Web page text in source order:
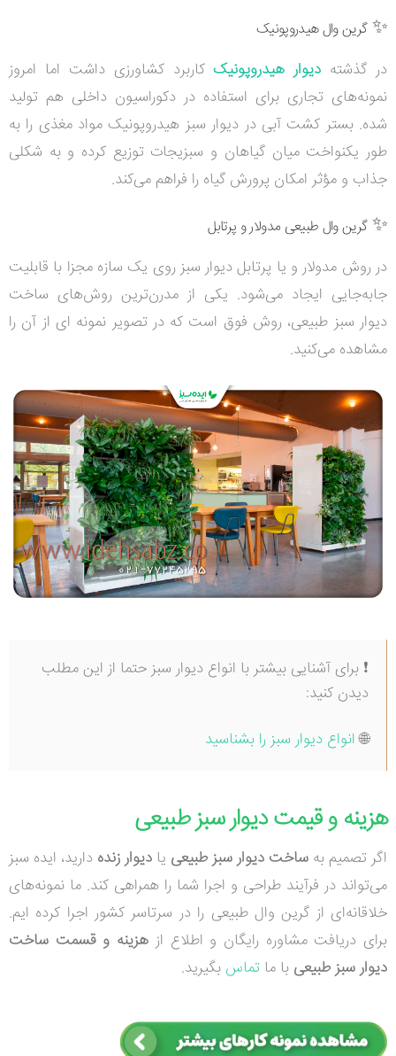
✨گرین وال هیدروپونیک
در گذشته دیوار هیدروپونیککاربرد کشاورزی داشت اما امروز
نمونه‌های تجاری برای استفاده در دکوراسیون داخلی هم تولید
شده. بستر کشت آبی در دیوار سبز هیدروپونیک مواد مغذی را به
طور یکنواخت میان گیاهان و سبزیجات توزیع کرده و به شکلی
جذاب و مؤثر امکان پرورش گیاه را فراهم می‌کند.
✨گرین وال طبیعی مدولار و پرتابل
در روش مدولار و یا پرتابل دیوار سبز روی یک سازه مجزا با قابلیت
جابه‌جایی ایجاد می‌شود. یکی از مدرن‌ترین روش‌های ساخت
دیوار سبز طبیعی، روش فوق است که در تصویر نمونه ای از آن را
مشاهده می‌کنید.
❗ برای آشنایی بیشتر با انواع دیوار سبز حتما از این مطلب
دیدن کنید:
🌐انواع دیوار سبز را بشناسید
هزینه و قیمت دیوار سبز طبیعی
اگر تصمیم به ساخت دیوار سبز طبیعی یا دیوار زنده دارید، ایده سبز
می‌تواند در فرآیند طراحی و اجرا شما را همراهی کند. ما نمونه‌های
خلاقانه‌ای از گرین وال طبیعی را در سرتاسر کشور اجرا کرده ایم.
برای دریافت مشاوره رایگان و اطلاع از هزینه و قسمت ساخت
دیوار سبز طبیعی با ما تماس بگیرید.